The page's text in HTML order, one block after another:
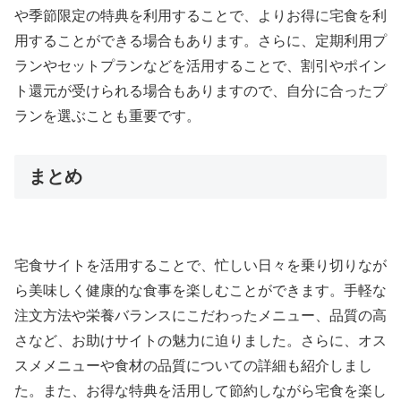
や季節限定の特典を利用することで、よりお得に宅食を利
用することができる場合もあります。さらに、定期利用プ
ランやセットプランなどを活用することで、割引やポイン
ト還元が受けられる場合もありますので、自分に合ったプ
ランを選ぶことも重要です。
まとめ
宅食サイトを活用することで、忙しい日々を乗り切りなが
ら美味しく健康的な食事を楽しむことができます。手軽な
注文方法や栄養バランスにこだわったメニュー、品質の高
さなど、お助けサイトの魅力に迫りました。さらに、オス
スメメニューや食材の品質についての詳細も紹介しまし
た。また、お得な特典を活用して節約しながら宅食を楽し